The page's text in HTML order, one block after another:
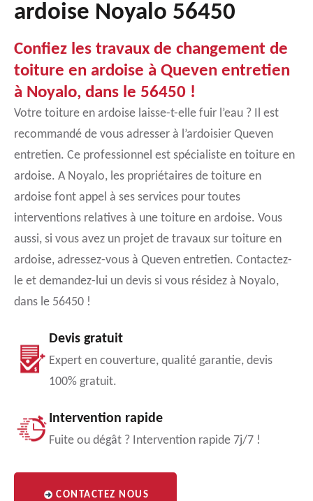
ardoise Noyalo 56450
Confiez les travaux de changement de
toiture en ardoise à Queven entretien
à Noyalo, dans le 56450 !
Votre toiture en ardoise laisse-t-elle fuir l’eau ? Il est
recommandé de vous adresser à l’ardoisier Queven
entretien. Ce professionnel est spécialiste en toiture en
ardoise. A Noyalo, les propriétaires de toiture en
ardoise font appel à ses services pour toutes
interventions relatives à une toiture en ardoise. Vous
aussi, si vous avez un projet de travaux sur toiture en
ardoise, adressez-vous à Queven entretien. Contactez-
le et demandez-lui un devis si vous résidez à Noyalo,
dans le 56450 !
Devis gratuit
Expert en couverture, qualité garantie, devis
100% gratuit.
Intervention rapide
Fuite ou dégât ? Intervention rapide 7j/7 !
CONTACTEZ NOUS